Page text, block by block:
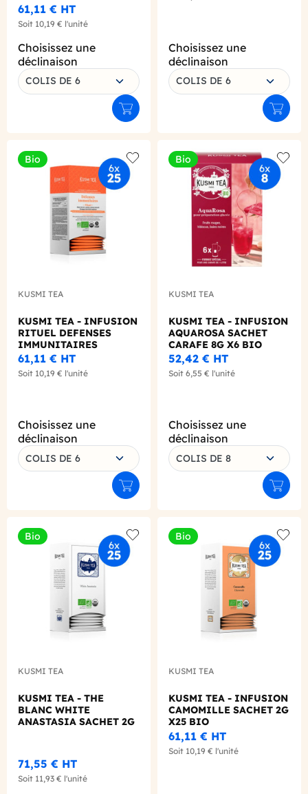
61,11 € HT
Soit 10,19 € l'unité
Choisissez une
déclinaison
COLIS DE 6
Ajouter au panier
Choisissez une
déclinaison
COLIS DE 6
Bio
Add to wishlist
KUSMI TEA
KUSMI TEA - INFUSION
RITUEL DEFENSES
IMMUNITAIRES
SACHET 2G X25 BIO
61,11 € HT
Soit 10,19 € l'unité
Choisissez une
déclinaison
COLIS DE 6
Ajouter au panier
Bio
Add
KUSMI TEA
KUSMI TEA - INFUSION
AQUAROSA SACHET
CARAFE 8G X6 BIO
52,42 € HT
Soit 6,55 € l'unité
Choisissez une
déclinaison
COLIS DE 8
Bio
Add to wishlist
KUSMI TEA
KUSMI TEA - THE
BLANC WHITE
ANASTASIA SACHET 2G
71,55 € HT
Soit 11,93 € l'unité
Bio
Add
KUSMI TEA
KUSMI TEA - INFUSION
CAMOMILLE SACHET 2G
X25 BIO
61,11 € HT
Soit 10,19 € l'unité